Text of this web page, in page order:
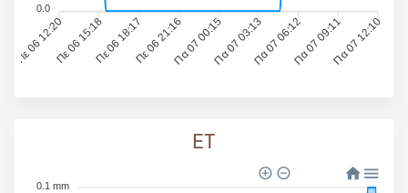
Πε 06 12:20Πε 06 15:18Πε 06 18:17Πε 06 21:16Πα 07 00:15Πα 07 03:13Πα 07 06:12Πα 07 09:11Πα 07 12:10
0.0
ET
0.1 mm